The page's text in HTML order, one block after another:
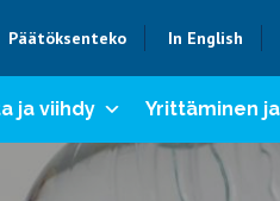
Päätöksenteko In English
ja viihdy Yrittäminen